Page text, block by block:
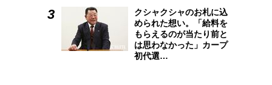
クシャクシャのお札に込
められた想い。「給料を
もらえるのが当たり前と
は思わなかった」カープ
初代選…